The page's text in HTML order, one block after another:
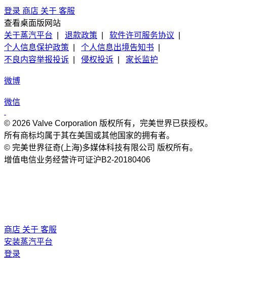
登录 商店 关于 客服
查看桌面版网站
关于蒸汽平台
退款政策 软件许可服务协议
个人信息保护政策
个人信息出境告知书
不良内容举报投诉
侵权投诉 家长监护
微博
微信
© 2026 Valve Corporation 版权所有，完美世界已获授权。
所有商标均属于其在美国或其他国家的拥有者。
© 完美世界征奇(上海)多媒体科技有限公司 版权所有。
增值电信业务经营许可证沪B2-20180406
商店 关于 客服
安装蒸汽平台
登录